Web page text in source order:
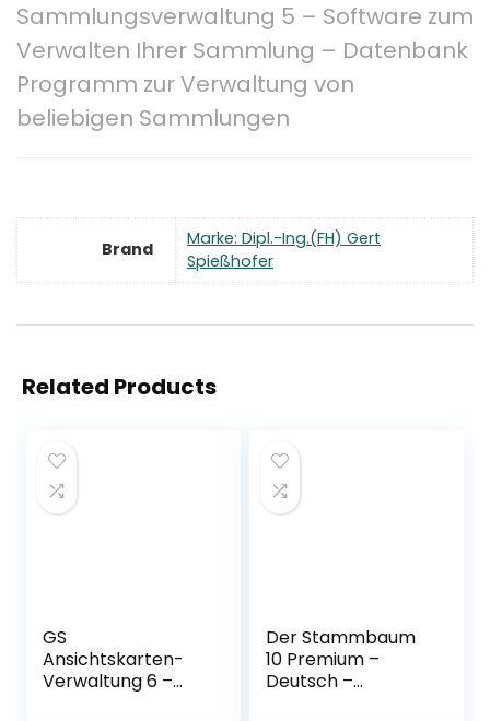
Sammlungsverwaltung 5 – Software zum
Verwalten Ihrer Sammlung – Datenbank
Programm zur Verwaltung von
beliebigen Sammlungen
Brand
Marke: Dipl.-Ing.(FH) Gert
Spießhofer
Related Products
GS
Ansichtskarten-
Verwaltung 6 –
Der Stammbaum
10 Premium –
Deutsch –